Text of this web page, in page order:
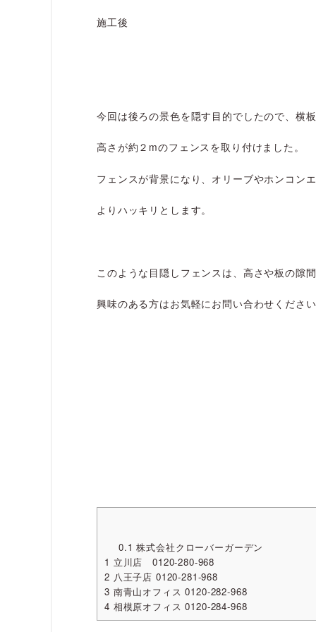
施工後
今回は後ろの景色を隠す目的でしたので、横
高さが約２mのフェンスを取り付けました。
フェンスが背景になり、オリーブやホンコン
よりハッキリとします。
このような目隠しフェンスは、高さや板の隙
興味のある方はお気軽にお問い合わせくださ
0.1 株式会社クローバーガーデン
1 立川店 0120-280-968
2 八王子店 0120-281-968
3 南青山オフィス 0120-282-968
4 相模原オフィス 0120-284-968